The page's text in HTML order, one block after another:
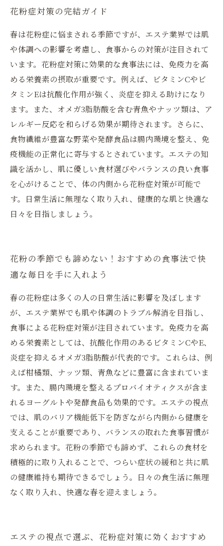
花粉症対策の完結ガイド
春は花粉症に悩まされる季節ですが、エステ業界では肌
や体調への影響を考慮し、食事からの対策が注目されて
います。花粉症対策に効果的な食事法には、免疫力を高
める栄養素の摂取が重要です。例えば、ビタミンCやビ
タミンEは抗酸化作用が強く、炎症を抑える助けになり
ます。また、オメガ3脂肪酸を含む青魚やナッツ類は、ア
レルギー反応を和らげる効果が期待されます。さらに、
食物繊維が豊富な野菜や発酵食品は腸内環境を整え、免
疫機能の正常化に寄与するとされています。エステの知
識を活かし、肌に優しい食材選びやバランスの良い食事
を心がけることで、体の内側から花粉症対策が可能で
す。日常生活に無理なく取り入れ、健康的な肌と快適な
日々を目指しましょう。
花粉の季節でも諦めない！おすすめの食事法で快
適な毎日を手に入れよう
春の花粉症は多くの人の日常生活に影響を及ぼします
が、エステ業界でも肌や体調のトラブル解消を目指し、
食事による花粉症対策が注目されています。免疫力を高
める栄養素としては、抗酸化作用のあるビタミンCやE、
炎症を抑えるオメガ3脂肪酸が代表的です。これらは、例
えば柑橘類、ナッツ類、青魚などに豊富に含まれていま
す。また、腸内環境を整えるプロバイオティクスが含ま
れるヨーグルトや発酵食品も効果的です。エステの視点
では、肌のバリア機能低下を防ぎながら内側から健康を
支えることが重要であり、バランスの取れた食事習慣が
求められます。花粉の季節でも諦めず、これらの食材を
積極的に取り入れることで、つらい症状の緩和と共に肌
の健康維持も期待できるでしょう。日々の食生活に無理
なく取り入れ、快適な春を迎えましょう。
エステの視点で選ぶ、花粉症対策に効くおすすめ